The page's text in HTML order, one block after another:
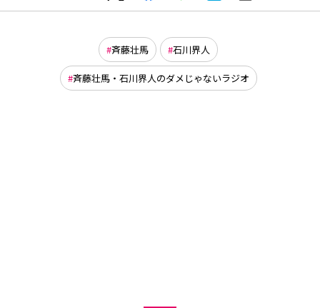
斉藤壮馬 石川界人
斉藤壮馬・石川界人のダメじゃないラジオ